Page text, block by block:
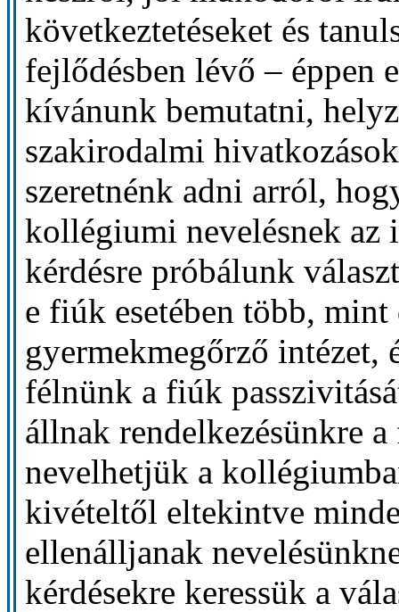
következtetéseket és
fejlődésben lévő – éppen
kívánunk bemutatni,
szakirodalmi
szeretnénk adni arról,
kollégiumi nevelésnek az
kérdésre próbálunk
e fiúk esetében több,
gyermekmegőrző intézet,
félnünk a fiúk
állnak rendelkezésünkre
nevelhetjük a
kivételtől eltekintve
ellenálljanak
kérdésekre keressük a